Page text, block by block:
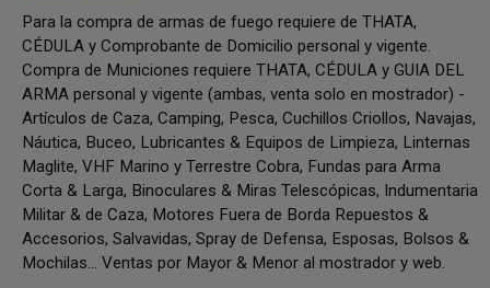
Para la compra de armas de fuego requiere de THATA,
CÉDULA y Comprobante de Domicilio personal y vigente.
Compra de Municiones requiere THATA, CÉDULA y GUIA DEL
ARMA personal y vigente (ambas, venta solo en mostrador) -
Artículos de Caza, Camping, Pesca, Cuchillos Criollos, Navajas,
Náutica, Buceo, Lubricantes & Equipos de Limpieza, Linternas
Maglite, VHF Marino y Terrestre Cobra, Fundas para Arma
Corta & Larga, Binoculares & Miras Telescópicas, Indumentaria
Militar & de Caza, Motores Fuera de Borda Repuestos &
Accesorios, Salvavidas, Spray de Defensa, Esposas, Bolsos &
Mochilas... Ventas por Mayor & Menor al mostrador y web.